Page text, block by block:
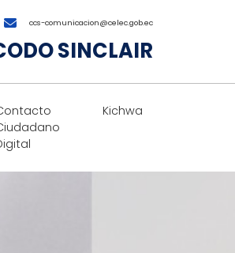
ccs-comunicacion@celec.gob.ec
SINCLAIR
Kichwa